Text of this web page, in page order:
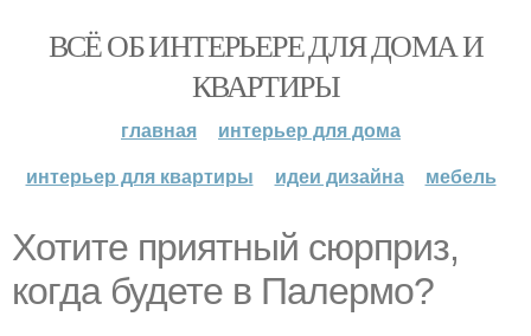
ВСЁ ОБ ИНТЕРЬЕРЕ ДЛЯ ДОМА И
КВАРТИРЫ
главная
интерьер для дома
интерьер для квартиры
идеи дизайна мебель
Хотите приятный сюрприз,
когда будете в Палермо?